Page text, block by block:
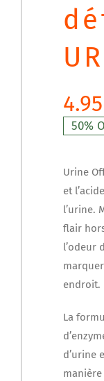
4.95
50%
Urine
et
l’urine.
flair
l’odeur
endroit.
La
d’urine
manière